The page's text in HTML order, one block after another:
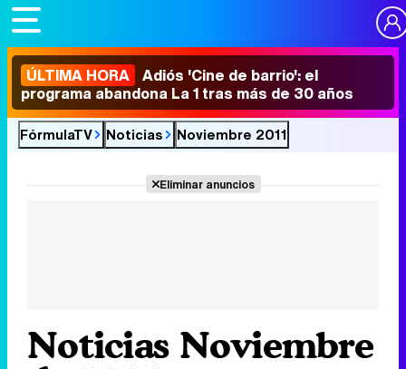
ÚLTIMA HORA Adiós 'Cine de barrio': el
programa abandona La 1 tras más de 30 años
FórmulaTV Noticias Noviembre 2011
Eliminar anuncios
Noticias Noviembre